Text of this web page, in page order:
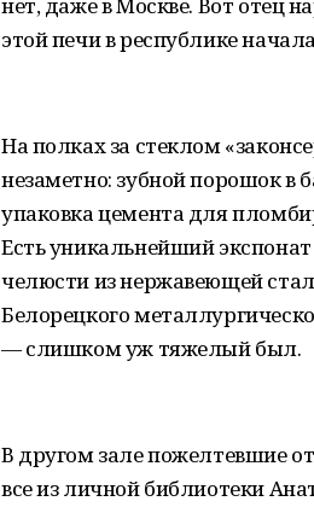
этой печи в республике
На полках за стеклом
незаметно: зубной порошок в
упаковка цемента для
Есть уникальнейший
челюсти из нержавеющей
Белорецкого
— слишком уж тяжелый был.
В другом зале пожелтевшие
все из личной библиотеки